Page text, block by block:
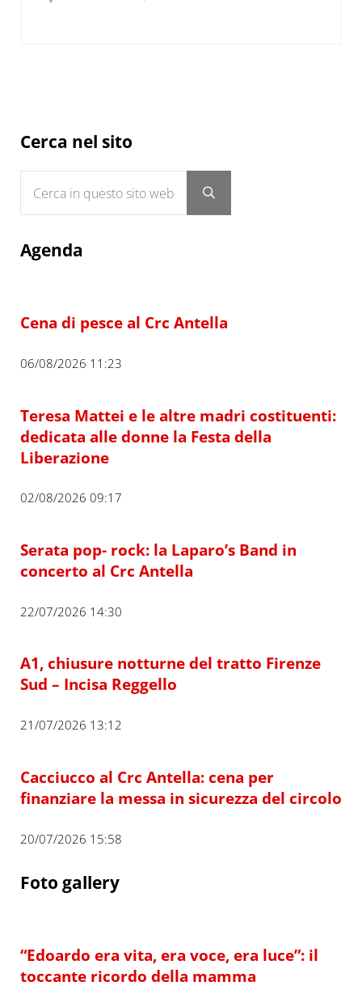
Sidebar
Cerca nel sito
Submit search
Agenda
Cena di pesce al Crc Antella
06/08/2026 11:23
Teresa Mattei e le altre madri costituenti:
dedicata alle donne la Festa della
Liberazione
02/08/2026 09:17
Serata pop- rock: la Laparo’s Band in
concerto al Crc Antella
22/07/2026 14:30
A1, chiusure notturne del tratto Firenze
Sud – Incisa Reggello
21/07/2026 13:12
Cacciucco al Crc Antella: cena per
finanziare la messa in sicurezza del circolo
20/07/2026 15:58
Foto gallery
“Edoardo era vita, era voce, era luce”: il
toccante ricordo della mamma